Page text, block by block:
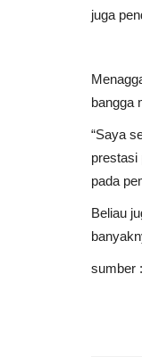
juga
bangga
“Saya
prestasi
pada
Beliau
sumber
Ketua Komisi